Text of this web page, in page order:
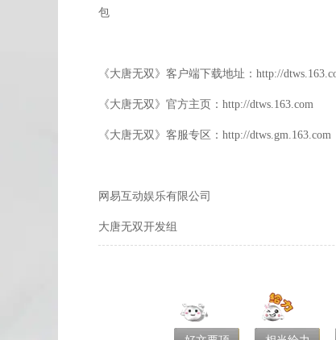
包
《大唐无双》客户端下载地址：http://
《大唐无双》官方主页：http://dtws.163.com
《大唐无双》客服专区：http://dtws.gm.163.com
网易互动娱乐有限公司
大唐无双开发组